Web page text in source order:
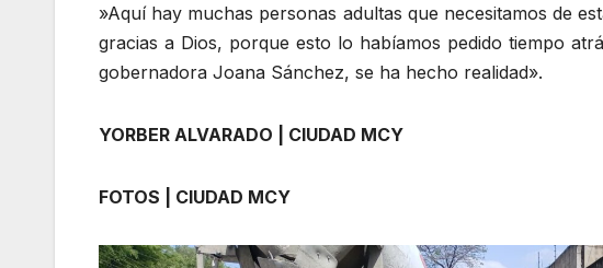
​»Aquí hay muchas personas adultas que necesitamos de
gracias a Dios, porque esto lo habíamos pedido tiempo
gobernadora Joana Sánchez, se ha hecho realidad».
YORBER ALVARADO | CIUDAD MCY
FOTOS | CIUDAD MCY